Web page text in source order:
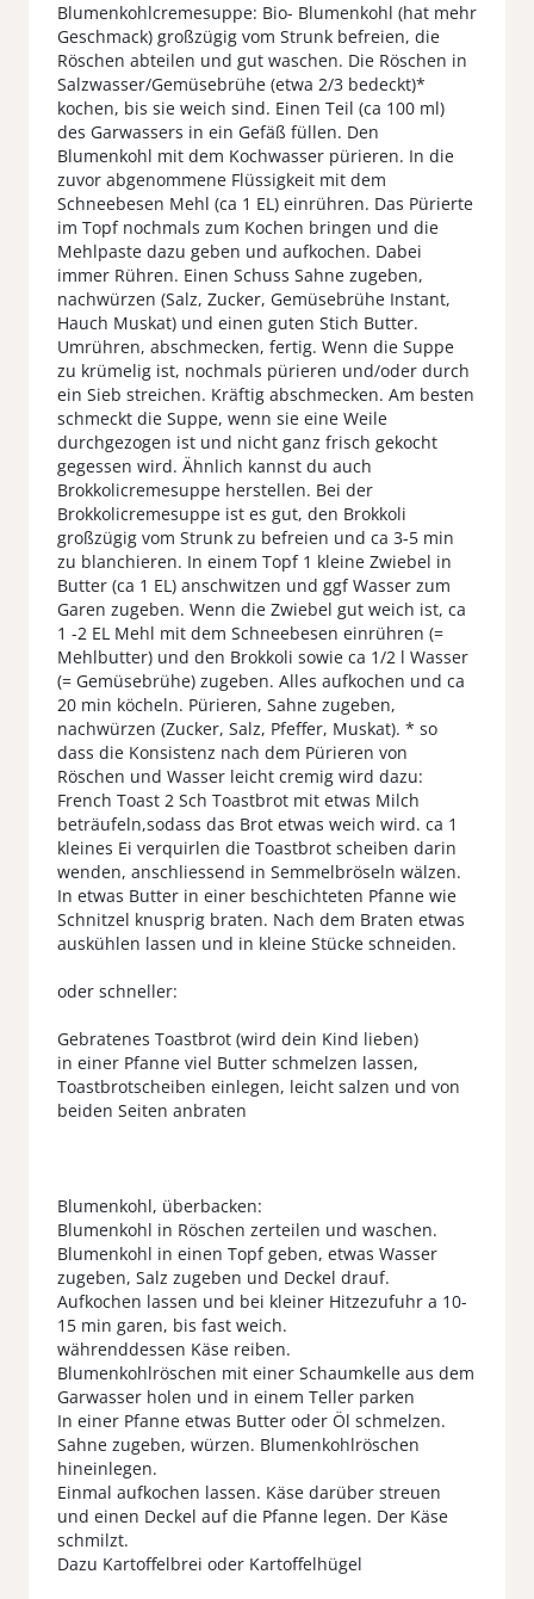
Blumenkohlcremesuppe: Bio- Blumenkohl (hat mehr
Geschmack) großzügig vom Strunk befreien, die
Röschen abteilen und gut waschen. Die Röschen in
Salzwasser/Gemüsebrühe (etwa 2/3 bedeckt)*
kochen, bis sie weich sind. Einen Teil (ca 100 ml)
des Garwassers in ein Gefäß füllen. Den
Blumenkohl mit dem Kochwasser pürieren. In die
zuvor abgenommene Flüssigkeit mit dem
Schneebesen Mehl (ca 1 EL) einrühren. Das Pürierte
im Topf nochmals zum Kochen bringen und die
Mehlpaste dazu geben und aufkochen. Dabei
immer Rühren. Einen Schuss Sahne zugeben,
nachwürzen (Salz, Zucker, Gemüsebrühe Instant,
Hauch Muskat) und einen guten Stich Butter.
Umrühren, abschmecken, fertig. Wenn die Suppe
zu krümelig ist, nochmals pürieren und/oder durch
ein Sieb streichen. Kräftig abschmecken. Am besten
schmeckt die Suppe, wenn sie eine Weile
durchgezogen ist und nicht ganz frisch gekocht
gegessen wird. Ähnlich kannst du auch
Brokkolicremesuppe herstellen. Bei der
Brokkolicremesuppe ist es gut, den Brokkoli
großzügig vom Strunk zu befreien und ca 3-5 min
zu blanchieren. In einem Topf 1 kleine Zwiebel in
Butter (ca 1 EL) anschwitzen und ggf Wasser zum
Garen zugeben. Wenn die Zwiebel gut weich ist, ca
1 -2 EL Mehl mit dem Schneebesen einrühren (=
Mehlbutter) und den Brokkoli sowie ca 1/2 l Wasser
(= Gemüsebrühe) zugeben. Alles aufkochen und ca
20 min köcheln. Pürieren, Sahne zugeben,
nachwürzen (Zucker, Salz, Pfeffer, Muskat). * so
dass die Konsistenz nach dem Pürieren von
Röschen und Wasser leicht cremig wird dazu:
French Toast 2 Sch Toastbrot mit etwas Milch
beträufeln,sodass das Brot etwas weich wird. ca 1
kleines Ei verquirlen die Toastbrot scheiben darin
wenden, anschliessend in Semmelbröseln wälzen.
In etwas Butter in einer beschichteten Pfanne wie
Schnitzel knusprig braten. Nach dem Braten etwas
auskühlen lassen und in kleine Stücke schneiden.
oder schneller:
Gebratenes Toastbrot (wird dein Kind lieben)
in einer Pfanne viel Butter schmelzen lassen,
Toastbrotscheiben einlegen, leicht salzen und von
beiden Seiten anbraten
Blumenkohl, überbacken:
Blumenkohl in Röschen zerteilen und waschen.
Blumenkohl in einen Topf geben, etwas Wasser
zugeben, Salz zugeben und Deckel drauf.
Aufkochen lassen und bei kleiner Hitzezufuhr a 10-
15 min garen, bis fast weich.
währenddessen Käse reiben.
Blumenkohlröschen mit einer Schaumkelle aus dem
Garwasser holen und in einem Teller parken
In einer Pfanne etwas Butter oder Öl schmelzen.
Sahne zugeben, würzen. Blumenkohlröschen
hineinlegen.
Einmal aufkochen lassen. Käse darüber streuen
und einen Deckel auf die Pfanne legen. Der Käse
schmilzt.
Dazu Kartoffelbrei oder Kartoffelhügel